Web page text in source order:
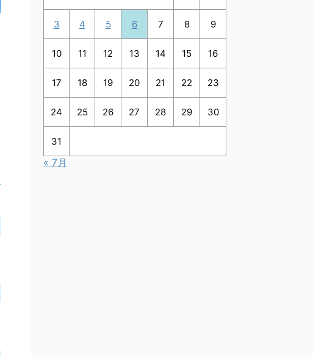
3 4 5 6 7 8 9
10 11 12 13 14 15 16
17 18 19 20 21 22 23
24 25 26 27 28 29 30
31
« 7月